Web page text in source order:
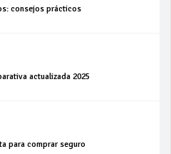
consejos prácticos
actualizada 2025
para comprar seguro